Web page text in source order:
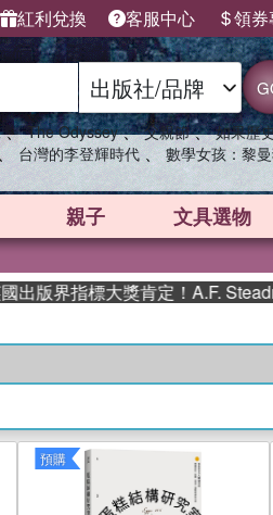
紅利兌換 客服中心 領券
、 The Odyssey 、 父親節 、 如果歷
台灣的李登輝時代 、 數學女孩：黎
親子 文具選物
標大獎肯定！A.F. Steadman 獲
預購